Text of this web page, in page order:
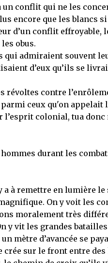
conflit qui ne les
encore que les blancs si
d’un conflit effroyable,
obus.
admiraient souvent
d’eux qu’ils se
révoltes contre
ceux qu'on appelait
l’esprit colonial, tua donc
durant les
à remettre en lumière
On y voit les
moralement très
y vit les grandes
mètre d’avancée se
crée sur le front entre